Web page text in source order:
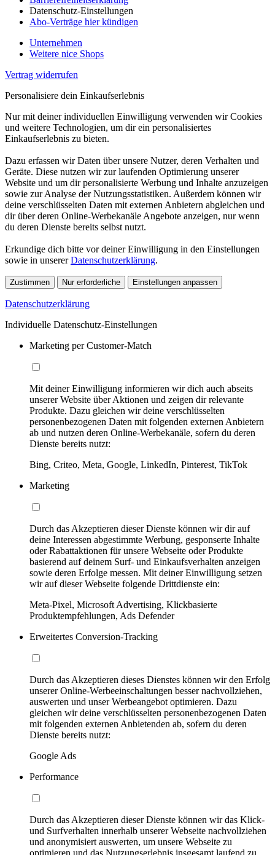
Datenschutz-Einstellungen
Abo-Verträge hier kündigen
Unternehmen
Weitere nice Shops
Vertrag widerrufen
Personalisiere dein Einkaufserlebnis
Nur mit deiner individuellen Einwilligung verwenden wir Cookies
und weitere Technologien, um dir ein personalisiertes
Einkaufserlebnis zu bieten.
Dazu erfassen wir Daten über unsere Nutzer, deren Verhalten und
Geräte. Diese nutzen wir zur laufenden Optimierung unserer
Website und um dir personalisierte Werbung und Inhalte anzuzeigen
sowie zur Analyse der Nutzungsstatistiken. Außerdem können wir
deine verschlüsselten Daten mit externen Anbietern abgleichen und
dir über deren Online-Werbekanäle Angebote anzeigen, nur wenn
du deren Dienste bereits selbst nutzt.
Erkundige dich bitte vor deiner Einwilligung in den Einstellungen
sowie in unsererDatenschutzerklärung.
Zustimmen Nur erforderliche Einstellungen anpassen
Datenschutzerklärung
Individuelle Datenschutz-Einstellungen
Marketing per Customer-Match
Mit deiner Einwilligung informieren wir dich auch abseits
unserer Website über Aktionen und zeigen dir relevante
Produkte. Dazu gleichen wir deine verschlüsselten
personenbezogenen Daten mit folgenden externen Anbietern
ab und nutzen deren Online-Werbekanäle, sofern du deren
Dienste bereits nutzt:
Bing, Criteo, Meta, Google, LinkedIn, Pinterest, TikTok
Marketing
Durch das Akzeptieren dieser Dienste können wir dir auf
deine Interessen abgestimmte Werbung, gesponserte Inhalte
oder Rabattaktionen für unsere Webseite oder Produkte
basierend auf deinem Surf- und Einkaufsverhalten anzeigen
sowie deren Erfolge messen. Mit deiner Einwilligung setzen
wir auf dieser Webseite folgende Drittdienste ein:
Meta-Pixel, Microsoft Advertising, Klickbasierte
Produktempfehlungen, Ads Defender
Erweitertes Conversion-Tracking
Durch das Akzeptieren dieses Dienstes können wir den Erfolg
unserer Online-Werbeeinschaltungen besser nachvollziehen,
auswerten und unser Werbeangebot optimieren. Dazu
gleichen wir deine verschlüsselten personenbezogenen Daten
mit folgenden externen Anbietenden ab, sofern du deren
Dienste bereits nutzt:
Google Ads
Performance
Durch das Akzeptieren dieser Dienste können wir das Klick-
und Surfverhalten innerhalb unserer Webseite nachvollziehen
und anonymisiert auswerten, um unsere Webseite zu